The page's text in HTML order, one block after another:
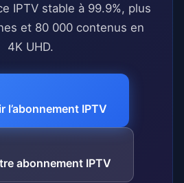
IPTV stable à 99.9%, plus
et 80 000 contenus en
4K UHD.
l’abonnement IPTV
abonnement IPTV